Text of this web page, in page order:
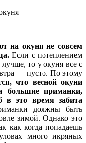
на окуня не совсем
Если с потеплением
то у окуня все с
— пусто. По этому
что весной окуни
большие приманки,
в это время забита
должны быть
зимой. Однако это
как когда попадаешь
много икряных